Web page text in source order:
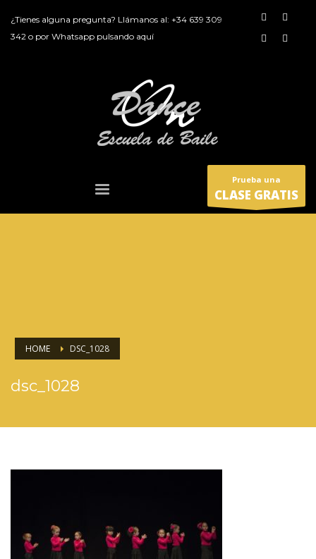
¿Tienes alguna pregunta? Llámanos al: +34 639 309
342 o por Whatsapp pulsando aquí
Prueba una
CLASE GRATIS
HOME DSC_1028
dsc_1028